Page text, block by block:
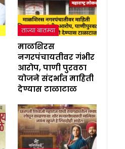
ताज्या बातम्या
माळशिरस
नगरपंचायतीवर गंभीर
आरोप, पाणी पुरवठा
योजने संदर्भात माहिती
देण्यास टाळाटाळ